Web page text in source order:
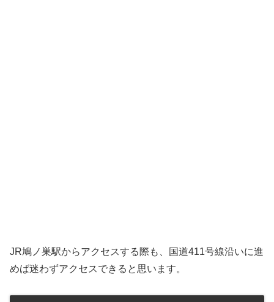
JR鳩ノ巣駅からアクセスする際も、国道411号線沿いに進
めば迷わずアクセスできると思います。